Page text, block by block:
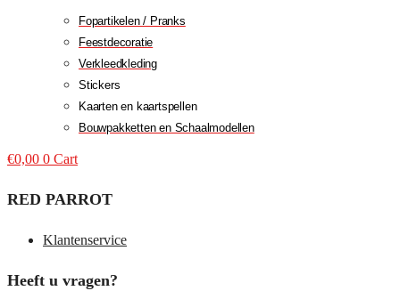
Fopartikelen / Pranks
Feestdecoratie
Verkleedkleding
Stickers
Kaarten en kaartspellen
Bouwpakketten en Schaalmodellen
€0,00 0 Cart
RED PARROT
Klantenservice
Heeft u vragen?